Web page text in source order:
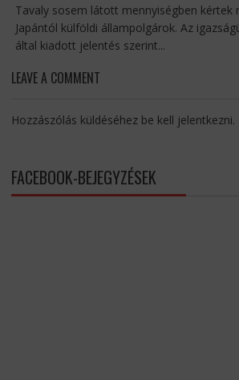
Tavaly sosem látott mennyiségben kértek
Japántól külföldi állampolgárok. Az
által kiadott jelentés szerint...
LEAVE A COMMENT
Hozzászólás küldéséhez be kell jelentkezni.
FACEBOOK-BEJEGYZÉSEK